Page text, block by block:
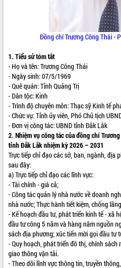
QUY HOẠCH - KẾ HOẠCH
VIDEO
Không có file video nào để phát.
Đồng chíTrương Công Thái-
1. Tiểu sử tóm tắt
- Họ và tên:Trương Công Thái
- Ngày sinh: 07/5/1969
- Quê quán: Tỉnh Quảng Trị
- Dân tộc: Kinh
- Trình độ chuyên môn: Thạc sỹ Kinh tế
- Chức vụ: Tỉnh ủy viên, Phó Chủ tịch
- Đơn vị công tác:UBND tỉnh Đắk Lắk
2. Nhiệm vụ công tác của đồng chí
tỉnh Đắk Lắk nhiệm kỳ 2026 – 2031
Trực tiếp chỉ đạo các sở, ban, ngành, địa
sau đây:
a) Trực tiếp chỉ đạo các lĩnh vực:
- Tài chính - giá cả;
- Công tác quản lý nhà nước về doanh
nhà nước; Thực hành tiết kiệm, chống
- Kế hoạch đầu tư, phát triển kinh tế - xã
đầu tư công 5 năm và hàng năm nguồn
sách địa phương; xúc tiến mời gọi đầu tư
- Quy hoạch, phát triển đô thị, chính
giao thông vận tải.
- Theo dõi lĩnh vực thông tin, truyền